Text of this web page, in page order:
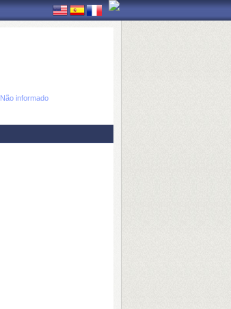
Não informado